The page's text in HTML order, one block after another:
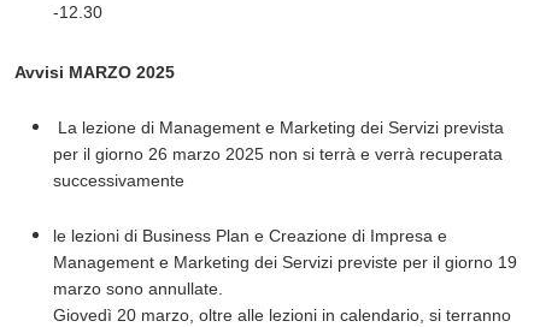
-12.30
Avvisi MARZO 2025
La lezione di Management e Marketing dei Servizi prevista
per il giorno 26 marzo 2025 non si terrà e verrà recuperata
successivamente
le lezioni di Business Plan e Creazione di Impresa e
Management e Marketing dei Servizi previste per il giorno 19
marzo sono annullate.
Giovedì 20 marzo, oltre alle lezioni in calendario, si terranno